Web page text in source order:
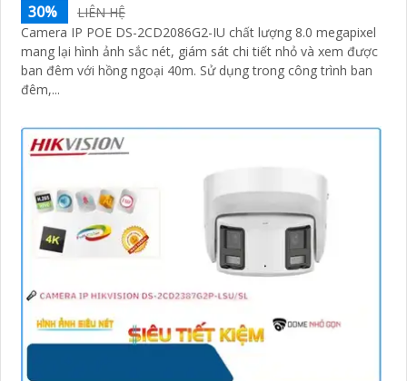
30%
LIÊN HỆ
Camera IP POE DS-2CD2086G2-IU chất lượng 8.0 megapixel
mang lại hình ảnh sắc nét, giám sát chi tiết nhỏ và xem được
ban đêm với hồng ngoại 40m. Sử dụng trong công trình ban
đêm,...